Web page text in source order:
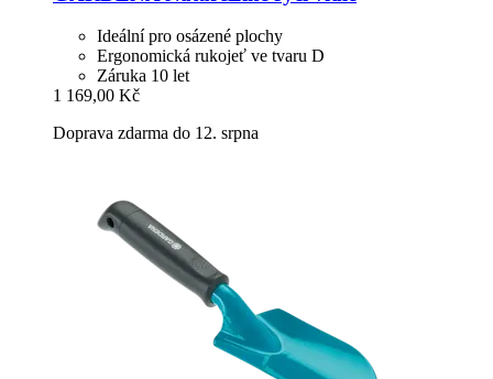
Ideální pro osázené plochy
Ergonomická rukojeť ve tvaru D
Záruka 10 let
1 169,00 Kč
Doprava zdarma do 12. srpna